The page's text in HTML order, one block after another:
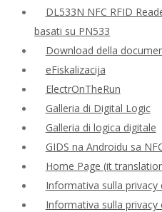
DL533N NFC RFID
basati su PN533
Download della
eFiskalizacija
ElectrOnTheRun
Galleria di Digital Logic
Galleria di logica digitale
GIDS na Androidu sa
Home Page (it
Informativa sulla privacy
Informativa sulla privacy